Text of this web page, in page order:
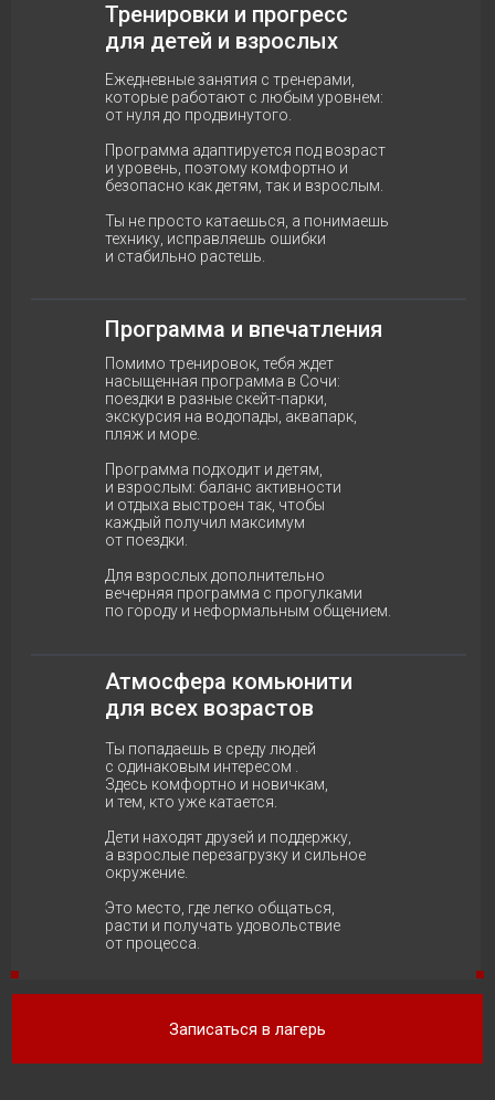
Тренировки и прогресс
для детей и взрослых
Ежедневные занятия с тренерами,
которые работают с любым уровнем:
от нуля до продвинутого.
Программа адаптируется под возраст
и уровень, поэтому комфортно и
безопасно как детям, так и взрослым.
Ты не просто катаешься, а понимаешь
технику, исправляешь ошибки
и стабильно растешь.
Помимо тренировок, тебя ждет
насыщенная программа в Сочи:
поездки в разные скейт-парки,
экскурсия на водопады, аквапарк,
пляж и море.
Программа подходит и детям,
и взрослым: баланс активности
и отдыха выстроен так, чтобы
каждый получил максимум
от поездки.
Для взрослых дополнительно
вечерняя программа с прогулками
по городу и неформальным общением.
Программа и впечатления
Атмосфера комьюнити
для всех возрастов
Ты попадаешь в среду людей
с одинаковым интересом .
Здесь комфортно и новичкам,
и тем, кто уже катается.
Дети находят друзей и поддержку,
а взрослые перезагрузку и сильное
окружение.
Это место, где легко общаться,
расти и получать удовольствие
от процесса.
Записаться в лагерь